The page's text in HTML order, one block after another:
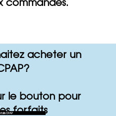
acheter un
le bouton pour
forfaits
CPAP